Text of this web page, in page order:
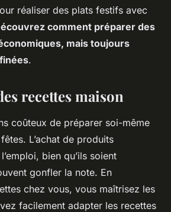
réaliser des plats festifs avec
comment préparer des
mais toujours
.
recettes maison
coûteux de préparer soi-même
L’achat de produits
bien qu’ils soient
gonfler la note. En
chez vous, vous maîtrisez les
facilement adapter les recettes